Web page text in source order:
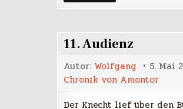
Schatten
Nacht
11. Audienz
Autor: Wolfgang
5. Mai
Chronik von Amontor
Der Knecht lief über den